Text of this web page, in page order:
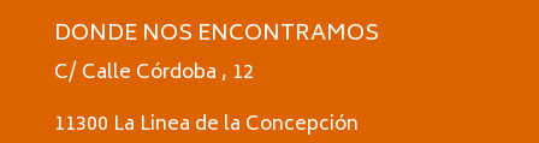
DONDE NOS ENCONTRAMOS
C/ Calle Córdoba , 12
11300 La Linea de la Concepción